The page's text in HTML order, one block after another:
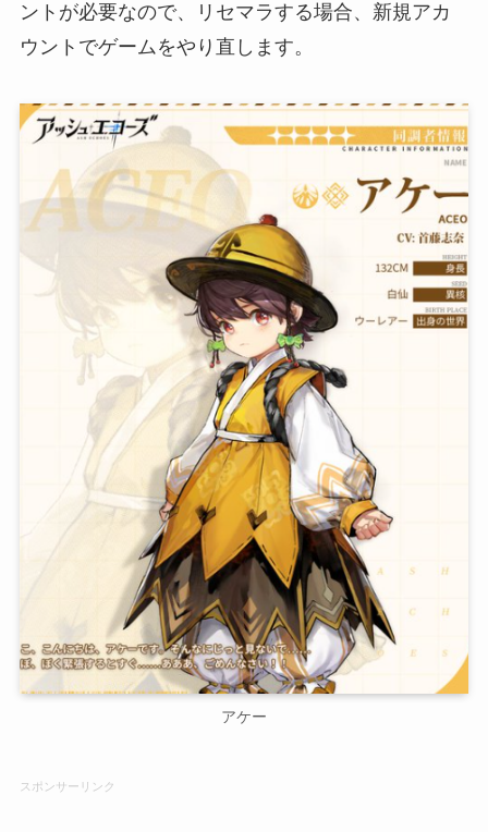
ントが必要なので、リセマラする場合、新規アカ
ウントでゲームをやり直します。
アケー
スポンサーリンク